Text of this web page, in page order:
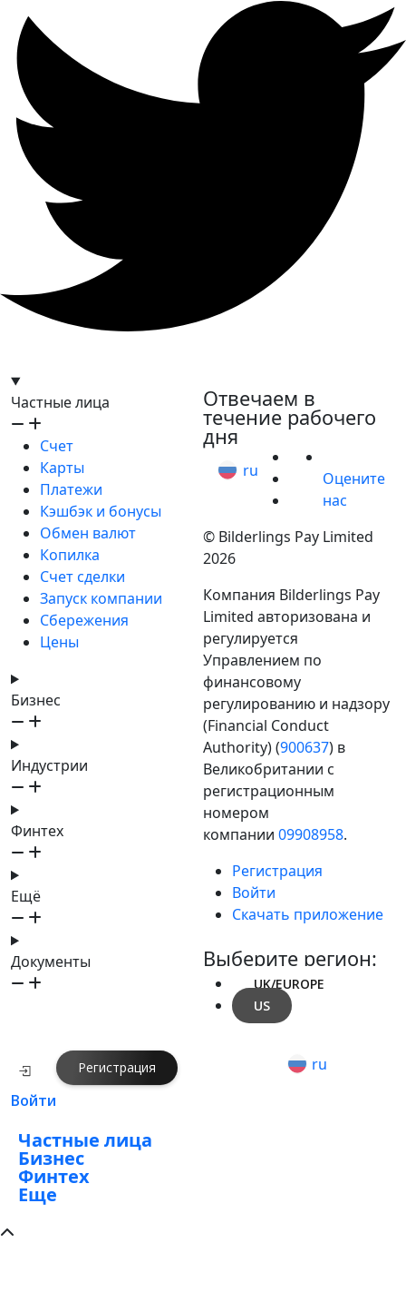
Частные лица
Счет
Карты
Платежи
Кэшбэк и бонусы
Обмен валют
Копилка
Счет сделки
Запуск компании
Сбережения
Цены
Бизнес
Индустрии
Финтех
Ещё
Документы
Отвечаем в
течение рабочего
дня
ru
Оцените
нас
© Bilderlings Pay Limited
2026
Компания Bilderlings Pay
Limited авторизована и
регулируется
Управлением по
финансовому
регулированию и надзору
(Financial Conduct
Authority) (900637) в
Великобритании с
регистрационным
номером
компании 09908958.
Регистрация
Войти
Скачать приложение
Выберите регион:
UK/EUROPE
US
Войти
Регистрация ru
Частные лица
Бизнес
Финтех
Еще